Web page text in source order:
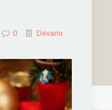
0 Devamı